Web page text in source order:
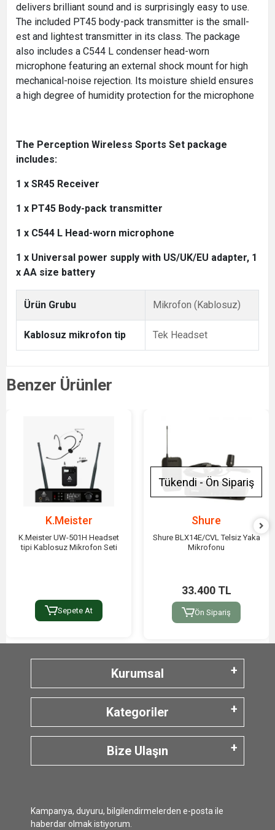
delivers brilliant sound and is surprisingly easy to use.
The included PT45 body-pack transmitter is the small-
est and lightest transmitter in its class. The package
also includes a C544 L condenser head-worn
microphone featuring an external shock mount for high
mechanical-noise rejection. Its moisture shield ensures
a high degree of humidity protection for the microphone
The Perception Wireless Sports Set package
includes:
1 x SR45 Receiver
1 x PT45 Body-pack transmitter
1 x C544 L Head-worn microphone
1 x Universal power supply with US/UK/EU adapter, 1
x AA size battery
Ürün Grubu Mikrofon (Kablosuz)
Kablosuz mikrofon tip Tek Headset
Benzer Ürünler
K.Meister
K.Meister UW-501H Headset
tipi Kablosuz Mikrofon Seti
Sepete At
Tükendi - Ön Sipariş
Shure
Shure BLX14E/CVL Telsiz Yaka
Mikrofonu
33.400 TL
Ön Sipariş
Kurumsal
Kategoriler
Bize Ulaşın
Kampanya, duyuru, bilgilendirmelerden e-posta ile
haberdar olmak istiyorum.